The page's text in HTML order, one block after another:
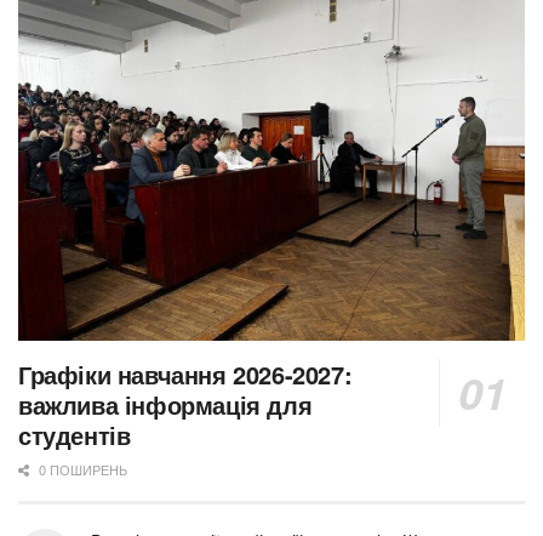
Графіки навчання 2026-2027:
важлива інформація для
студентів
0 ПОШИРЕНЬ